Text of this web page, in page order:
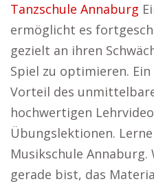
Tanzschule Annaburg
ermöglicht es
gezielt an ihren
Spiel zu optimieren.
Vorteil des
hochwertigen
Übungslektionen.
Musikschule Annaburg.
gerade bist, das